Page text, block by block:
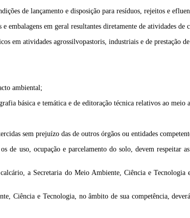
de lançamento e disposição para resíduos, rejeitos e
em geral resultantes diretamente de atividades
em atividades agrossilvopastoris, industriais e de prestação
ambiental;
básica e temática e de editoração técnica relativos ao meio
sem prejuízo das de outros órgãos ou entidades
uso, ocupação e parcelamento do solo, devem respeitar
a Secretaria do Meio Ambiente, Ciência e
Ciência e Tecnologia, no âmbito de sua competência,